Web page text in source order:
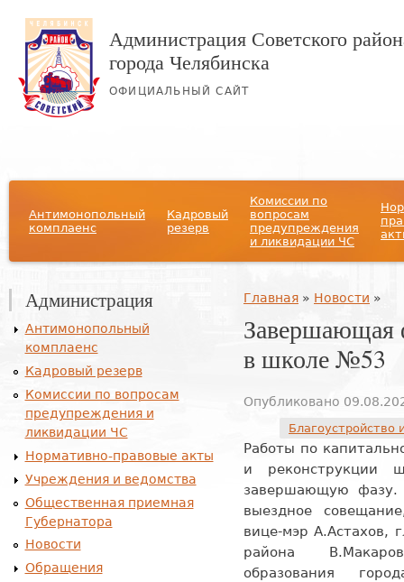
Администрация Советского
города Челябинска
ОФИЦИАЛЬНЫЙ САЙТ
Антимонопольный
комплаенс
Кадровый
резерв
Комиссии по
вопросам
предупреждения
и ликвидации ЧС
Вы здесь
Главная » Новости »
Завершающая
в школе №53
Опубликовано
Работы по
и реконструкции
завершающую фазу.
выездное
вице-мэр А.Астахов,
района
образования
Администрация
Антимонопольный
комплаенс
Кадровый резерв
Комиссии по вопросам
предупреждения и
ликвидации ЧС
Нормативно-правовые акты
Учреждения и ведомства
Общественная приемная
Губернатора
Новости
Обращения